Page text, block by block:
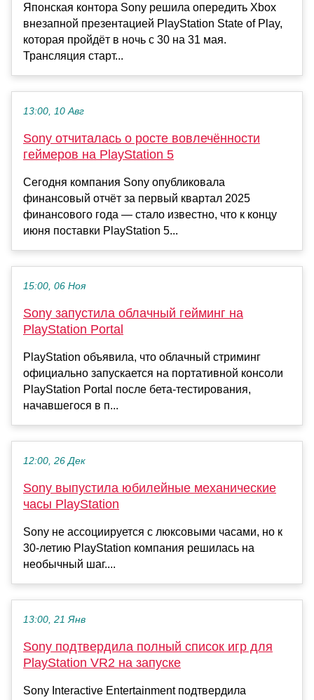
Японская контора Sony решила опередить Xbox
внезапной презентацией PlayStation State of Play,
которая пройдёт в ночь с 30 на 31 мая.
Трансляция старт...
13:00, 10 Авг
Sony отчиталась о росте вовлечённости
геймеров на PlayStation 5
Сегодня компания Sony опубликовала
финансовый отчёт за первый квартал 2025
финансового года — стало известно, что к концу
июня поставки PlayStation 5...
15:00, 06 Ноя
Sony запустила облачный гейминг на
PlayStation Portal
PlayStation объявила, что облачный стриминг
официально запускается на портативной консоли
PlayStation Portal после бета-тестирования,
начавшегося в п...
12:00, 26 Дек
Sony выпустила юбилейные механические
часы PlayStation
Sony не ассоциируется с люксовыми часами, но к
30-летию PlayStation компания решилась на
необычный шаг....
13:00, 21 Янв
Sony подтвердила полный список игр для
PlayStation VR2 на запуске
Sony Interactive Entertainment подтвердила